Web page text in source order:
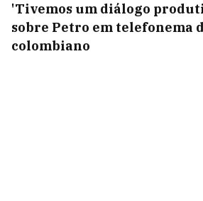
'Tivemos um diálogo
sobre Petro em telefonema
colombiano